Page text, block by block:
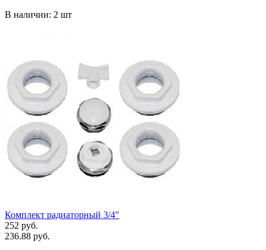
В наличии: 2 шт
Комплект радиаторный 3/4"
252 руб.
236.88 руб.